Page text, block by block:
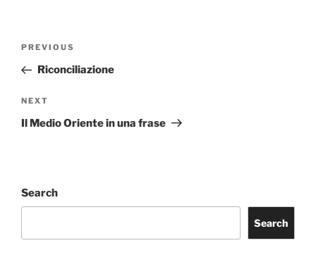
Previous
Post
PREVIOUS
Riconciliazione
Next
Post
NEXT
Il Medio Oriente in una frase
Search
Search